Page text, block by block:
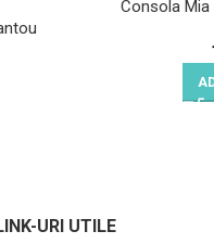
Consola
URI UTILE